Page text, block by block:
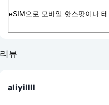
eSIM으로 모바일 핫스팟이나
리뷰
aliyillll